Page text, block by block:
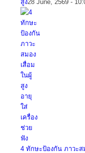
สูง28 June, 2569 -
4 ทักษะป้องกัน ภาวะส